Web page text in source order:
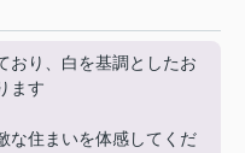
おり、白を基調としたお
ます
な住まいを体感してくだ